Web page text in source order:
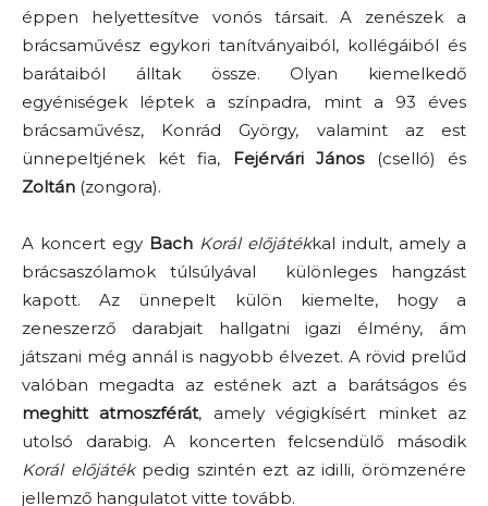
éppen helyettesítve vonós társait. A zenészek a
brácsaművész egykori tanítványaiból, kollégáiból és
barátaiból álltak össze. Olyan kiemelkedő
egyéniségek léptek a színpadra, mint a 93 éves
brácsaművész, Konrád György, valamint az est
ünnepeltjének két fia, Fejérvári János(cselló) és
Zoltán (zongora).
A koncert egy Bach Korál előjátékkal indult, amely a
brácsaszólamok túlsúlyával különleges hangzást
kapott. Az ünnepelt külön kiemelte, hogy a
zeneszerző darabjait hallgatni igazi élmény, ám
játszani még annál is nagyobb élvezet. A rövid prelűd
valóban megadta az estének azt a barátságos és
meghitt atmoszférát, amely végigkísért minket az
utolsó darabig. A koncerten felcsendülő második
Korál előjátékpedig szintén ezt az idilli, örömzenére
jellemző hangulatot vitte tovább.